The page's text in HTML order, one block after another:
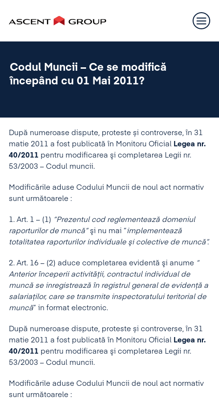
Codul Muncii – Ce se modifică
începând cu 01 Mai 2011?
După numeroase dispute, proteste și controverse, în 31
matie 2011 a fost publicată în Monitoru Oficial Legea nr.
40/2011 pentru modificarea şi completarea Legii nr.
53/2003 – Codul muncii.
Modificările aduse Codului Muncii de noul act normativ
sunt următoarele :
1. Art. 1 – (1) “Prezentul cod reglementează domeniul
raporturilor de muncă”şi nu mai “implementează
totalitatea raporturilor individuale şi colective de muncă”.
2. Art. 16 – (2) aduce completarea evidentă şi anume “
Anterior începerii activităţii, contractul individual de
muncă se inregistrează în registrul general de evidenţă a
salariaţilor, care se transmite inspectoratului teritorial de
muncă” in format electronic.
După numeroase dispute, proteste și controverse, în 31
matie 2011 a fost publicată în Monitoru Oficial Legea nr.
40/2011 pentru modificarea şi completarea Legii nr.
53/2003 – Codul muncii.
Modificările aduse Codului Muncii de noul act normativ
sunt următoarele :